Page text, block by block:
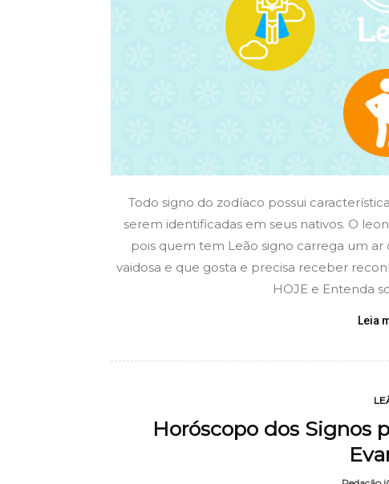
Todo signo do zodíaco possui
serem identificadas em seus nativos. O
pois quem tem Leão signo carrega um
vaidosa e que gosta e precisa receber
HOJE e Entenda
Leia
Horóscopo dos Signos